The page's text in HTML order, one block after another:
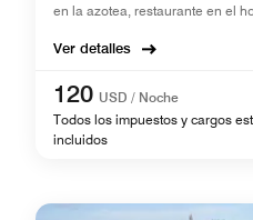
en la azotea, restaurante en el
Ver detalles
120 USD / Noche
Todos los impuestos y cargos
incluidos